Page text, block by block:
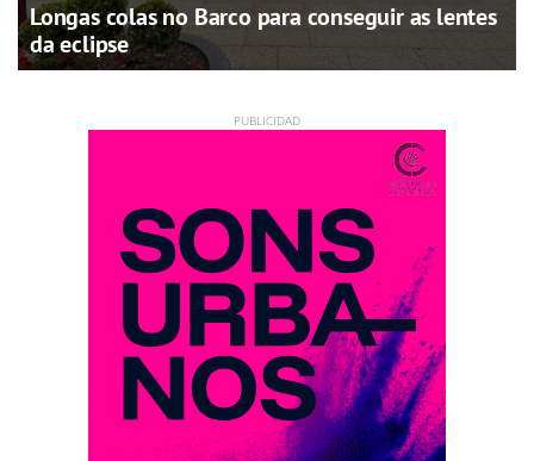
Longas colas no Barco para conseguir as lentes
da eclipse